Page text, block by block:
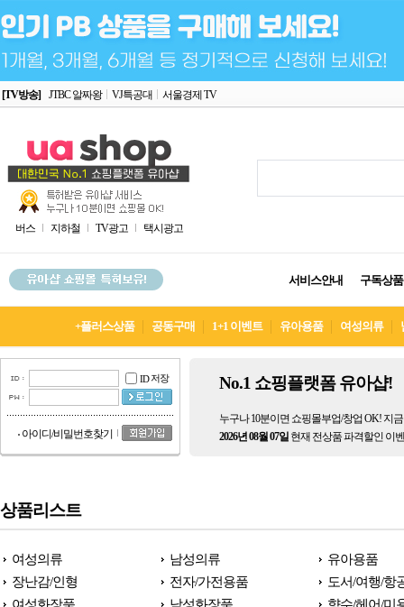
[TV방송] JTBC 알짜왕 VJ특공대 서울경제 TV
버스 지하철 TV광고 택시광고
서비스안내 구독상
+플러스상품 공동구매 1+1 이벤트 유아용품 여성의류
ID 저장
아이디/비밀번호찾기
No.1 쇼핑플랫폼 유아샵!
누구나 10분이면 쇼핑몰부업/창업 OK! 지
2026년 08월 07일 현재 전상품 파격할인 이
상품리스트
여성의류 남성의류
유아용품
장난감/인형
전자/가전용품
도서/여행/항